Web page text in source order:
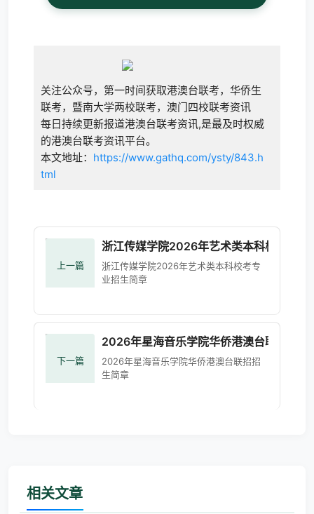
关注公众号，第一时间获取港澳台联考，华侨生
联考，暨南大学两校联考，澳门四校联考资讯
每日持续更新报道港澳台联考资讯,是最及时权威
的港澳台联考资讯平台。
本文地址： https://www.gathq.com/ysty/843.h
tml
上一篇
浙江传媒学院2026年艺术类本科校考专业
浙江传媒学院2026年艺术类本科校考专
业招生简章
下一篇
2026年星海音乐学院华侨港澳台联招招生
2026年星海音乐学院华侨港澳台联招招
生简章
相关文章